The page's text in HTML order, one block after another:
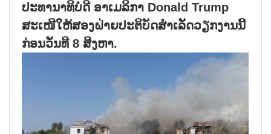
ປະທານາທິບໍດີ ອາເມລິກາ Donald Trump
ສະເໜີໃຫ້ສອງຝ່າຍປະຕິບັດສຳເລັດວຽກງານນີ້
ກ່ອນວັນທີ 8 ສິງຫາ.